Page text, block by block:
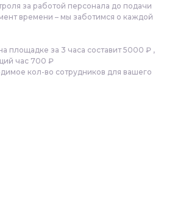
за работой персонала до подачи
времени – мы заботимся о каждой
площадке за 3 часа составит 5000 ₽ ,
час 700 ₽
кол-во сотрудников для вашего